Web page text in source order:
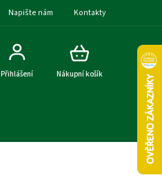
Napište nám Kontakty
Nákupní košík
Přihlášení